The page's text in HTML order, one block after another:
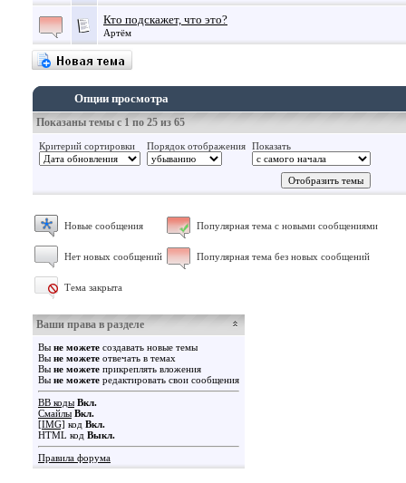
Кто подскажет, что это?
Артём
Опции просмотра
Показаны темы с 1 по 25 из 65
Критерий сортировки Порядок отображения Показать
Новые сообщения Популярная тема с новыми сообщениями
Нет новых сообщений Популярная тема без новых сообщений
Тема закрыта
Ваши права в разделе
Вы не можете создавать новые темы
Вы не можете отвечать в темах
Вы не можете прикреплять вложения
Вы не можете редактировать свои сообщения
BB коды Вкл.
Смайлы Вкл.
[IMG] код Вкл.
HTML код Выкл.
Правила форума